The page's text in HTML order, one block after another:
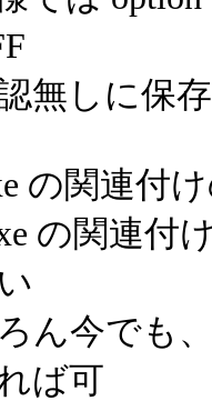
無しに保
の関連付
の関連付
ん今でも
ば可